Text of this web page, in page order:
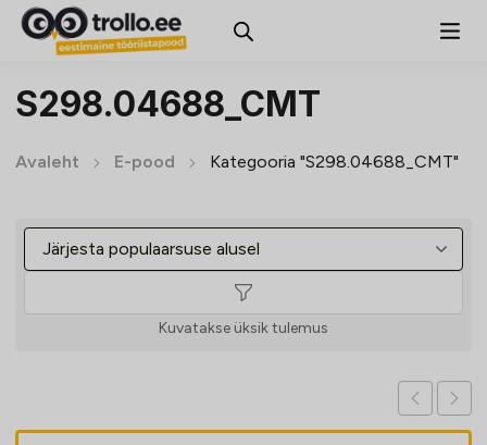
S298.04688_CMT
Avaleht E-pood Kategooria "S298.04688_CMT"
Kuvatakse üksik tulemus